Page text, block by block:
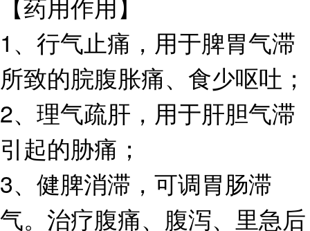
1、行气止痛，用于脾胃气滞
所致的脘腹胀痛、食少呕吐；
2、理气疏肝，用于肝胆气滞
引起的胁痛；
3、健脾消滞，可调胃肠滞
气。治疗腹痛、腹泻、里急后